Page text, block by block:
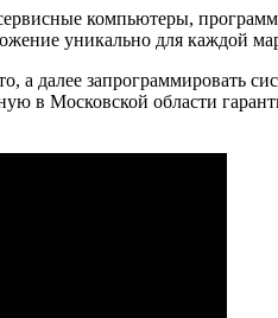
компьютеры,
уникально для каждой
далее запрограммировать
в Московской области